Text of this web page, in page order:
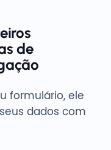
de
formulário, ele
dados com